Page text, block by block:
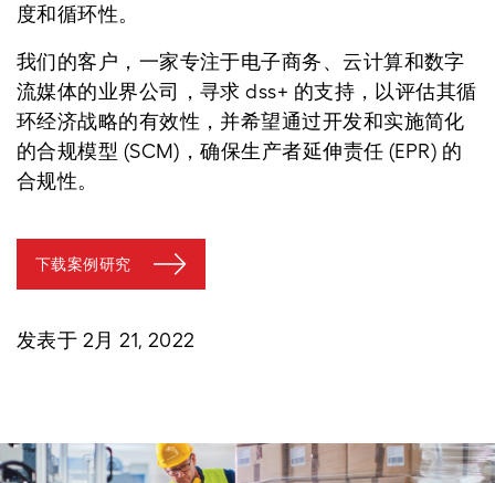
度和循环性。
我们的客户，一家专注于电子商务、云计算和数字
流媒体的业界公司，寻求 dss+ 的支持，以评估其循
环经济战略的有效性，并希望通过开发和实施简化
的合规模型 (SCM)，确保生产者延伸责任 (EPR) 的
合规性。
下载案例研究
发表于 2月 21, 2022